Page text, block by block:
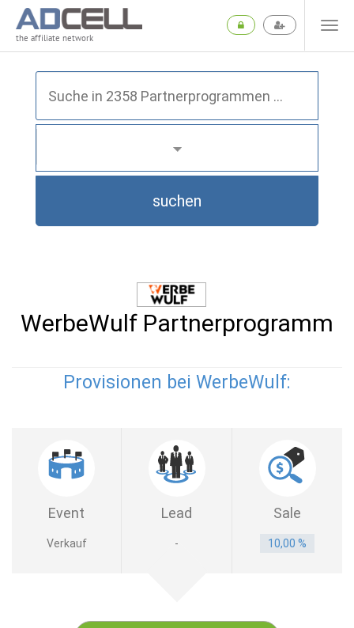
the affiliate network
suchen
WerbeWulf Partnerprogramm
Provisionen bei WerbeWulf:
Event Lead Sale
Verkauf - 10,00 %